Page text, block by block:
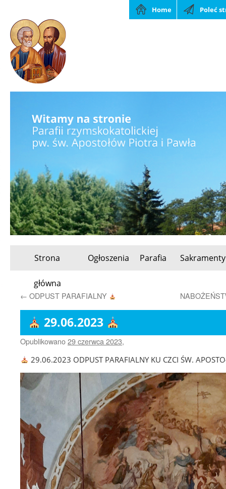
Poleć
Home
Przeskocz
treści
Strona
główna
Ogłoszenia Parafia Sakramenty
← ODPUST PARAFIALNY
29.06.2023
Opublikowano29 czerwca 2023,
29.06.2023 ODPUST PARAFIALNY KU CZCI ŚW.